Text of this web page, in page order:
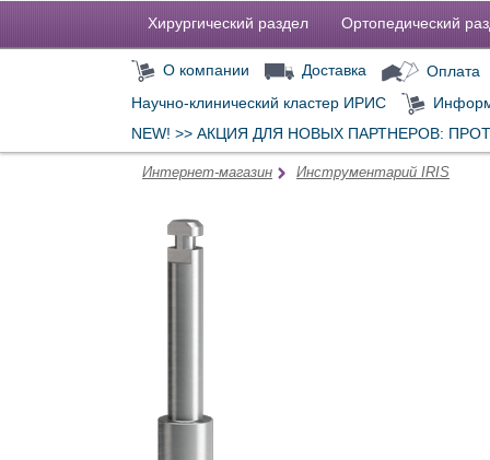
Хирургический раздел Ортопедический
О компании Доставка
Оплата
Научно-клинический кластер ИРИС
NEW! >> АКЦИЯ ДЛЯ НОВЫХ ПАРТНЕРОВ:
Интернет-магазин Инструментарий IRIS